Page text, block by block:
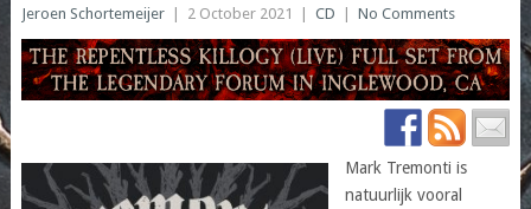
Jeroen Schortemeijer 2 October 2021 CD No Comments
Mark Tremonti is
natuurlijk vooral